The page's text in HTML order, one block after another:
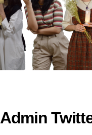
Admin